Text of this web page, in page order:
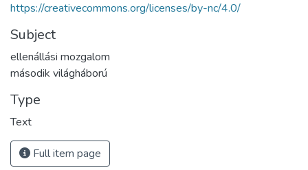
https://creativecommons.org/licenses/by-nc/4.0/
Subject
ellenállási mozgalom
második világháború
Type
Text
Full item page